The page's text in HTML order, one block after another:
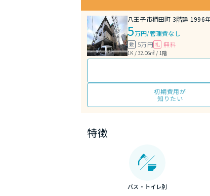
八王子市椚田町 3階建 1996
5万円/管理費なし
敷 5万円 礼 無料
1K / 32.06㎡ / 1階
初期費用が
知りたい
特徴
バス・トイレ別